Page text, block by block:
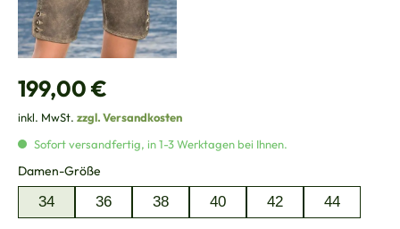
Regulärer Preis:
199,00 €
inkl. MwSt. zzgl. Versandkosten
Sofort versandfertig, in 1-3 Werktagen bei Ihnen.
Damen-Größe
34 36 38 40 42 44